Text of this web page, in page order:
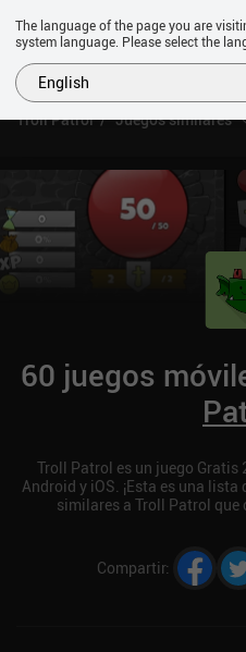
Troll Patrol Juegos similares
60 juegos
Troll Patrol es un juego Gratis
Android y iOS. ¡Esta es una
similares a Troll Patrol que
Compartir:
The language of the page you are
system language. Please select the
English